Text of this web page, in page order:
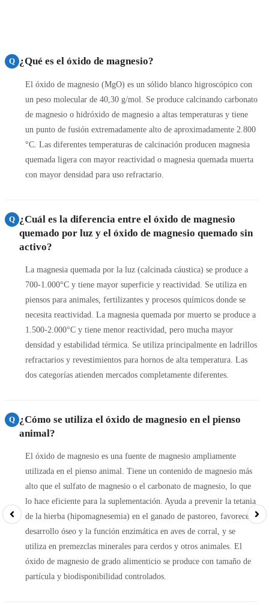
Q ¿Qué es el óxido de magnesio?
El óxido de magnesio (MgO) es un sólido blanco higroscópico con
un peso molecular de 40,30 g/mol. Se produce calcinando carbonato
de magnesio o hidróxido de magnesio a altas temperaturas y tiene
un punto de fusión extremadamente alto de aproximadamente 2.800
°C. Las diferentes temperaturas de calcinación producen magnesia
quemada ligera con mayor reactividad o magnesia quemada muerta
con mayor densidad para uso refractario.
Q ¿Cuál es la diferencia entre el óxido de magnesio
quemado por luz y el óxido de magnesio quemado sin
activo?
La magnesia quemada por la luz (calcinada cáustica) se produce a
700-1.000°C y tiene mayor superficie y reactividad. Se utiliza en
piensos para animales, fertilizantes y procesos químicos donde se
necesita reactividad. La magnesia quemada por muerto se produce a
1.500-2.000°C y tiene menor reactividad, pero mucha mayor
densidad y estabilidad térmica. Se utiliza principalmente en ladrillos
refractarios y revestimientos para hornos de alta temperatura. Las
dos categorías atienden mercados completamente diferentes.
Q ¿Cómo se utiliza el óxido de magnesio en el pienso
animal?
El óxido de magnesio es una fuente de magnesio ampliamente
utilizada en el pienso animal. Tiene un contenido de magnesio más
alto que el sulfato de magnesio o el carbonato de magnesio, lo que
lo hace eficiente para la suplementación. Ayuda a prevenir la tetania
de la hierba (hipomagnesemia) en el ganado de pastoreo, favorece el
desarrollo óseo y la función enzimática en aves de corral, y se
utiliza en premezclas minerales para cerdos y otros animales. El
óxido de magnesio de grado alimenticio se produce con tamaño de
partícula y biodisponibilidad controlados.